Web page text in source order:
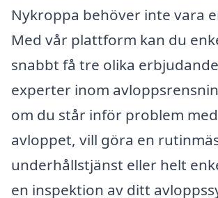
Nykroppa behöver inte vara
Med vår plattform kan du
snabbt få tre olika
experter inom
om du står inför problem
avloppet, vill göra en
underhållstjänst eller helt
en inspektion av ditt